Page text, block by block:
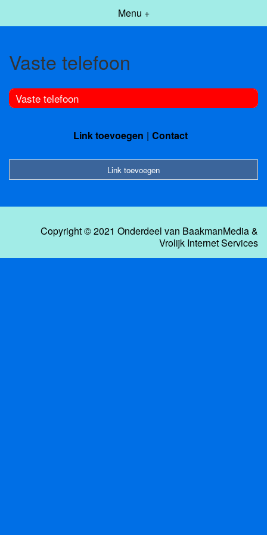
Menu +
Vaste telefoon
Vaste telefoon
Link toevoegen Contact
Link toevoegen
Copyright © 2021 Onderdeel van BaakmanMedia&
Vrolijk Internet Services